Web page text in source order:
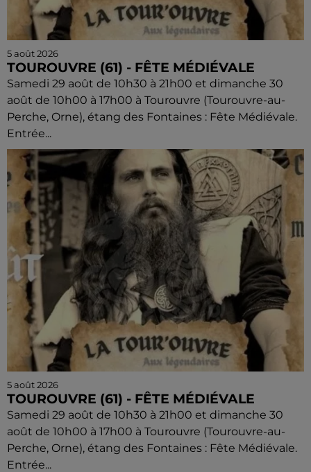
5 août 2026
TOUROUVRE (61) - FÊTE MÉDIÉVALE
Samedi 29 août de 10h30 à 21h00 et dimanche 30
août de 10h00 à 17h00 à Tourouvre (Tourouvre-au-
Perche, Orne), étang des Fontaines : Fête Médiévale.
Entrée...
5 août 2026
TOUROUVRE (61) - FÊTE MÉDIÉVALE
Samedi 29 août de 10h30 à 21h00 et dimanche 30
août de 10h00 à 17h00 à Tourouvre (Tourouvre-au-
Perche, Orne), étang des Fontaines : Fête Médiévale.
Entrée...